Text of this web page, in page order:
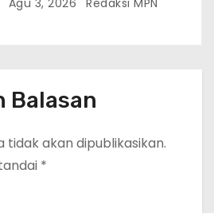
Agu 3, 2026 Redaksi MPN
Balasan
tidak akan dipublikasikan.
*